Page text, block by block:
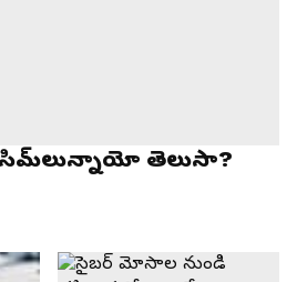
సిమ్‌లున్నాయో తెలుసా?